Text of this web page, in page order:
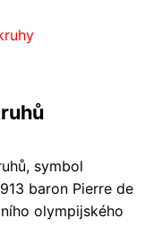
symbol
baron Pierre de
olympijského